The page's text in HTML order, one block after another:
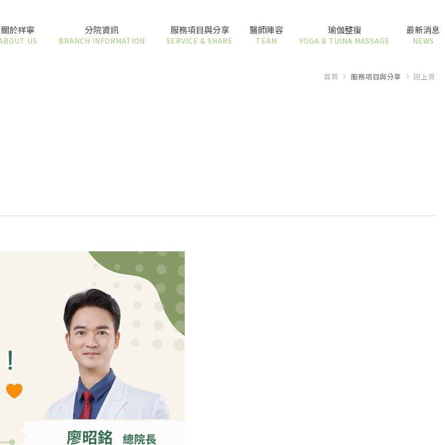
關於祥寧
US
分院資訊
BRANCH INFORMATION
服務項目與分享
SERVICE & SHARE
醫師陣容
TEAM
瑜伽整復
YOGA & TUINA MASSAGE
最新消息
NEWS
首頁 服務項目與分享 回上頁